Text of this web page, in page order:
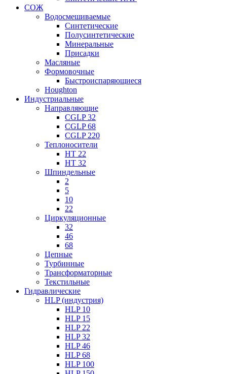
СОЖ
Водосмешиваемые
Синтетические
Полусинтетические
Минеральные
Присадки
Масляные
Формовочные
Быстроиспаряющиеся
Houghton
Индустриальные
Направляющие
CGLP 32
CGLP 68
CGLP 220
Теплоносители
HT 22
HT 32
Шпиндельные
2
5
10
22
Циркуляционные
32
46
68
Цепные
Турбинные
Трансформаторные
Текстильные
Гидравлические
HLP (индустрия)
HLP 10
HLP 15
HLP 22
HLP 32
HLP 46
HLP 68
HLP 100